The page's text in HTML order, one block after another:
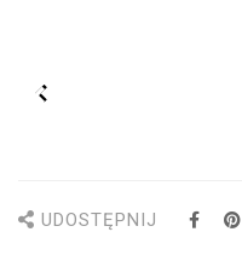
UDOSTĘPNIJ